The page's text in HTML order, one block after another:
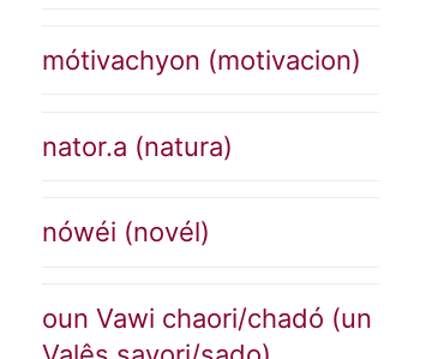
mótivachyon (motivacion)
nator.a (natura)
nówéi (novél)
oun Vawi chaori/chadó (un